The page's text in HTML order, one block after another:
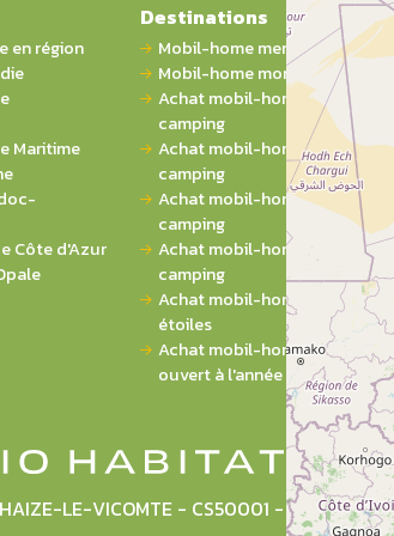
LE-VICOMTE - CS50001 - 85036 LA
en région
Maritime
Côte d'Azur
Destinations
Mobil-home mer
Mobil-home montagne
Achat mobil-home 1 chambre
camping
Achat mobil-home 2
camping
Achat mobil-home 3
camping
Achat mobil-home 4
camping
Achat mobil-home sur
étoiles
Achat mobil-home sur
ouvert à l'année